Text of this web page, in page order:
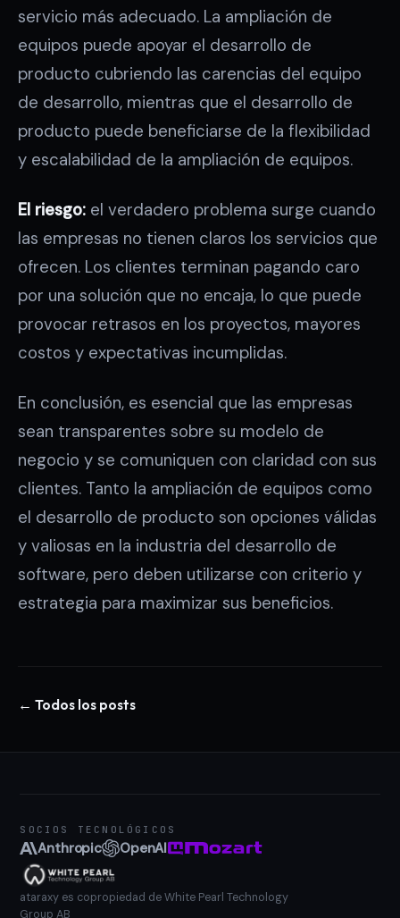
servicio más adecuado. La ampliación de
equipos puede apoyar el desarrollo de
producto cubriendo las carencias del equipo
de desarrollo, mientras que el desarrollo de
producto puede beneficiarse de la flexibilidad
y escalabilidad de la ampliación de equipos.
El riesgo: el verdadero problema surge cuando
las empresas no tienen claros los servicios que
ofrecen. Los clientes terminan pagando caro
por una solución que no encaja, lo que puede
provocar retrasos en los proyectos, mayores
costos y expectativas incumplidas.
En conclusión, es esencial que las empresas
sean transparentes sobre su modelo de
negocio y se comuniquen con claridad con sus
clientes. Tanto la ampliación de equipos como
el desarrollo de producto son opciones válidas
y valiosas en la industria del desarrollo de
software, pero deben utilizarse con criterio y
estrategia para maximizar sus beneficios.
← Todos los posts
SOCIOS TECNOLÓGICOS
Anthropic OpenAI
ataraxy es copropiedad de White Pearl Technology
Group AB